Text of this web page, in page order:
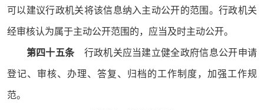
可以建议行政机关将该信息纳入主动公开的范围。行政机关
经审核认为属于主动公开范围的，应当及时主动公开。
第四十五条行政机关应当建立健全政府信息公开申请
登记、审核、办理、答复、归档的工作制度，加强工作规
范。